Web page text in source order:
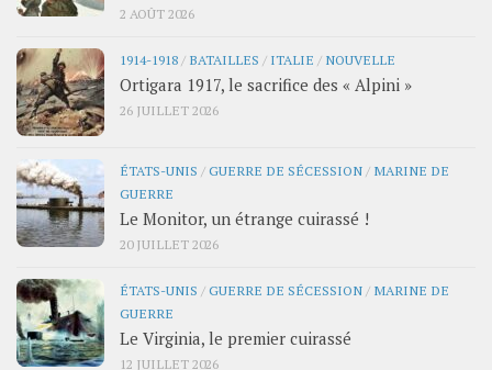
2 AOÛT 2026
1914-1918 / BATAILLES / ITALIE / NOUVELLE
Ortigara 1917, le sacrifice des « Alpini »
26 JUILLET 2026
ÉTATS-UNIS /GUERRE DE SÉCESSION / MARINE DE
GUERRE
Le Monitor, un étrange cuirassé !
20 JUILLET 2026
ÉTATS-UNIS /GUERRE DE SÉCESSION / MARINE DE
GUERRE
Le Virginia, le premier cuirassé
12 JUILLET 2026